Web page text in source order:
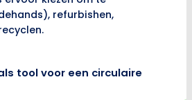
refurbishen,
tool voor een circulaire